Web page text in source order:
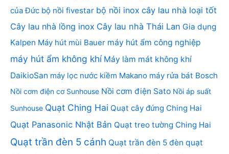
của Đức bộ nồi fivestar bộ nồi inox cây lau nhà loại tốt
Cây lau nhà lồng inox Cây lau nhà Thái Lan Gia dụng
Kalpen Máy hút mùi Bauer máy hút ẩm công nghiệp
máy hút ẩm không khí Máy làm mát không khí
DaikioSan máy lọc nước kiềm Makano máy rửa bát Bosch
Nồi cơm điện cơ Sunhouse Nồi cơm điện Sato Nồi áp suất
Sunhouse Quạt Ching Hai Quạt cây đứng Ching Hai
Quạt Panasonic Nhật Bản Quạt treo tường Ching Hai
Quạt trần đèn 5 cánh Quạt trần đèn 5 đèn quạt